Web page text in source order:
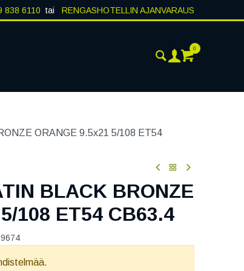
838 6110 tai RENGASHOTELLIN AJANVARAUS
0
ORANGE 9.5x21 5/108 ET54
BLACK BRONZE
108 ET54 CB63.4